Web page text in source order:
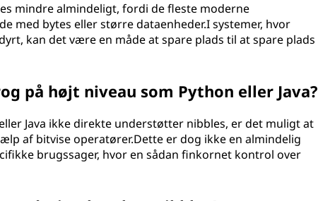
mindre almindeligt, fordi de fleste moderne
med bytes eller større dataenheder.I systemer, hvor
kan det være en måde at spare plads til at spare plads
på højt niveau som Python eller Java?
Java ikke direkte understøtter nibbles, er det muligt at
af bitvise operatører.Dette er dog ikke en almindelig
brugssager, hvor en sådan finkornet kontrol over